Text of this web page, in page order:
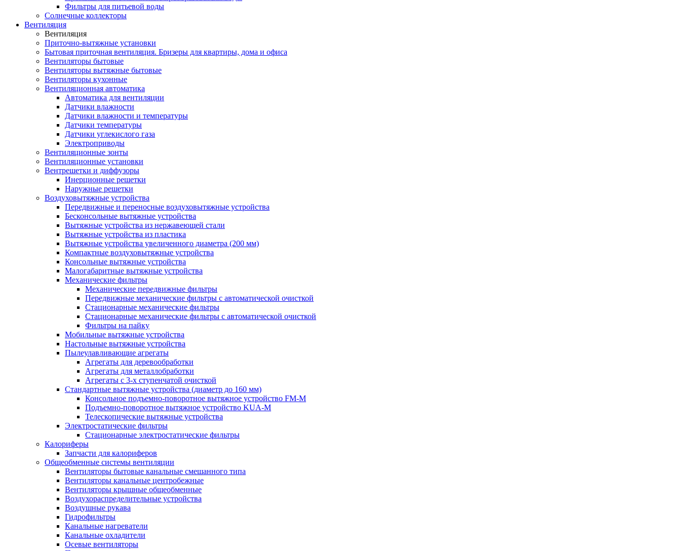
Фильтры для питьевой воды
Солнечные коллекторы
Вентиляция
Вентиляция
Приточно-вытяжные установки
Бытовая приточная вентиляция. Бризеры для квартиры, дома и офиса
Вентиляторы бытовые
Вентиляторы вытяжные бытовые
Вентиляторы кухонные
Вентиляционная автоматика
Автоматика для вентиляции
Датчики влажности
Датчики влажности и температуры
Датчики температуры
Датчики углекислого газа
Электроприводы
Вентиляционные зонты
Вентиляционные установки
Вентрешетки и диффузоры
Инерционные решетки
Наружные решетки
Воздуховытяжные устройства
Передвижные и переносные воздуховытяжные устройства
Бесконсольные вытяжные устройства
Вытяжные устройства из нержавеющей стали
Вытяжные устройства из пластика
Вытяжные устройства увеличенного диаметра (200 мм)
Компактные воздуховытяжные устройства
Консольные вытяжные устройства
Малогабаритные вытяжные устройства
Механические фильтры
Механические передвижные фильтры
Передвижные механические фильтры с автоматической очисткой
Стационарные механические фильтры
Стационарные механические фильтры с автоматической очисткой
Фильтры на пайку
Мобильные вытяжные устройства
Настольные вытяжные устройства
Пылеулавливающие агрегаты
Агрегаты для деревообработки
Агрегаты для металлобработки
Агрегаты с 3-х ступенчатой очисткой
Стандартные вытяжные устройства (диаметр до 160 мм)
Консольное подъемно-поворотное вытяжное устройство FM-M
Подъемно-поворотное вытяжное устройство KUA-M
Телескопические вытяжные устройства
Электростатические фильтры
Стационарные электростатические фильтры
Калориферы
Запчасти для калориферов
Общеобменные системы вентиляции
Вентиляторы бытовые канальные смешанного типа
Вентиляторы канальные центробежные
Вентиляторы крышные общеобменные
Воздухораспределительные устройства
Воздушные рукава
Гидрофильтры
Канальные нагреватели
Канальные охладители
Осевые вентиляторы